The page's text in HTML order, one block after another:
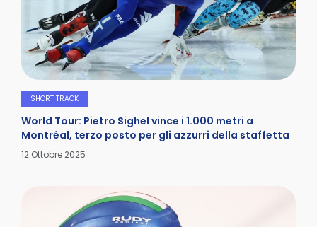
SHORT TRACK
World Tour: Pietro Sighel vince i 1.000 metri a
Montréal, terzo posto per gli azzurri della staffetta
Dettagli
12 Ottobre 2025